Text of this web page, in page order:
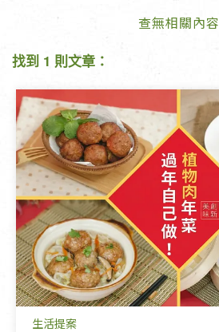
查無相關內容
找到 1 則文章：
生活提案